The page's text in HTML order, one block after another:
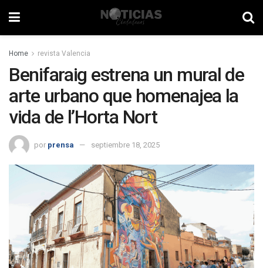
Home revista Valencia
Benifaraig estrena un mural de
arte urbano que homenajea la
vida de l’Horta Nort
por prensa septiembre 18, 2025